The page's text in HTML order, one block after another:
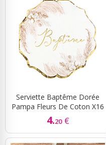
Serviette Baptême Dorée
Pampa Fleurs De Coton X16
4.20 €